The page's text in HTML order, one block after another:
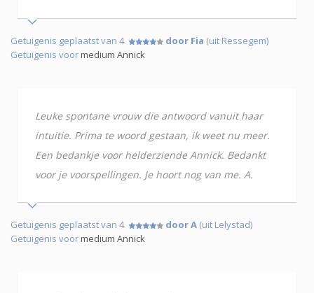
Getuigenis geplaatst van 4 door Fia (uit Ressegem)
Getuigenis voormedium Annick
Leuke spontane vrouw die antwoord vanuit haar
intuitie. Prima te woord gestaan, ik weet nu meer.
Een bedankje voor helderziende Annick. Bedankt
voor je voorspellingen. Je hoort nog van me. A.
Getuigenis geplaatst van 4 door A (uit Lelystad)
Getuigenis voormedium Annick